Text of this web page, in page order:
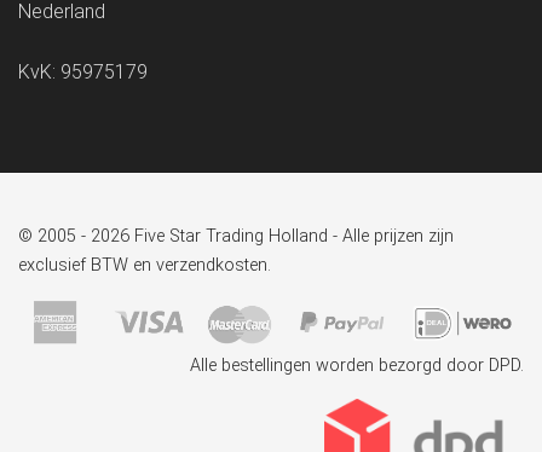
Nederland
KvK: 95975179
© 2005 - 2026 Five Star Trading Holland - Alle prijzen zijn
exclusief BTW en verzendkosten.
Alle bestellingen worden bezorgd door DPD.